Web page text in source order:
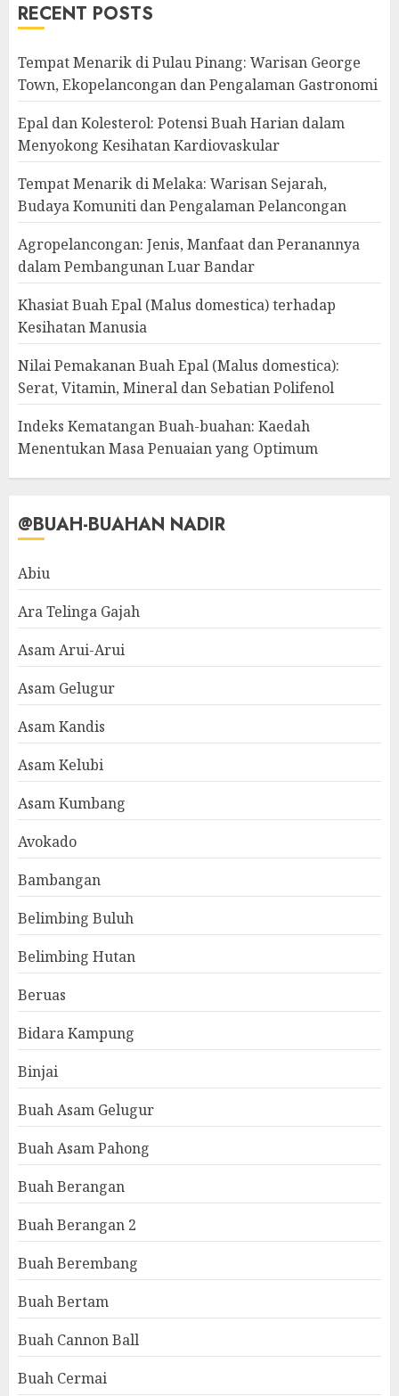
RECENT POSTS
Tempat Menarik di Pulau Pinang: Warisan George
Town, Ekopelancongan dan Pengalaman Gastronomi
Epal dan Kolesterol: Potensi Buah Harian dalam
Menyokong Kesihatan Kardiovaskular
Tempat Menarik di Melaka: Warisan Sejarah,
Budaya Komuniti dan Pengalaman Pelancongan
Agropelancongan: Jenis, Manfaat dan Peranannya
dalam Pembangunan Luar Bandar
Khasiat Buah Epal (Malus domestica) terhadap
Kesihatan Manusia
Nilai Pemakanan Buah Epal (Malus domestica):
Serat, Vitamin, Mineral dan Sebatian Polifenol
Indeks Kematangan Buah-buahan: Kaedah
Menentukan Masa Penuaian yang Optimum
@BUAH-BUAHAN NADIR
Abiu
Ara Telinga Gajah
Asam Arui-Arui
Asam Gelugur
Asam Kandis
Asam Kelubi
Asam Kumbang
Avokado
Bambangan
Belimbing Buluh
Belimbing Hutan
Beruas
Bidara Kampung
Binjai
Buah Asam Gelugur
Buah Asam Pahong
Buah Berangan
Buah Berangan 2
Buah Berembang
Buah Bertam
Buah Cannon Ball
Buah Cermai